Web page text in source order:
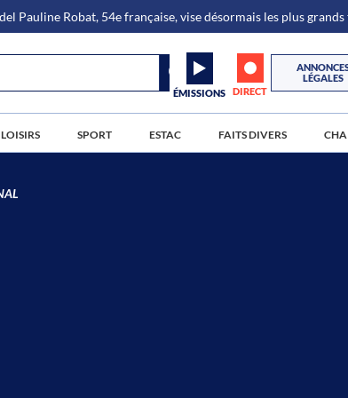
Pauline Robat, 54e française, vise désormais les plus
ÉMISSIONS DIRECT
LÉGALES
SPORT ESTAC FAITS DIVERS